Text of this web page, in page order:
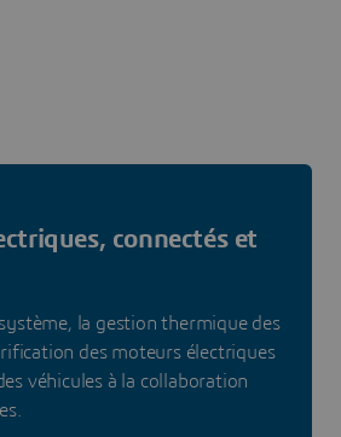
connectés et
la gestion thermique des
des moteurs électriques
véhicules à la collaboration